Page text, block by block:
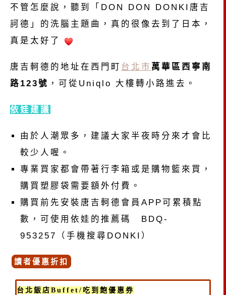
不管怎麼說，聽到「DON DON DONKI唐吉
訶德」的洗腦主題曲，真的很像去到了日本，
真是太好了
唐吉軻德的地址在西門町 台北市 萬華區西寧南
路123號 ，可從Uniqlo 大樓轉小路進去。
依娃建議
由於人潮眾多，建議大家半夜時分來才會比
較少人喔。
專業買家都會帶著行李箱或是購物籃來買，
購買塑膠袋需要額外付費。
購買前先安裝唐吉軻德會員APP可累積點
數，可使用依娃的推薦碼 BDQ-
953257（手機搜尋DONKI）
讀者優惠折扣
台北飯店Buffet/吃到飽優惠券